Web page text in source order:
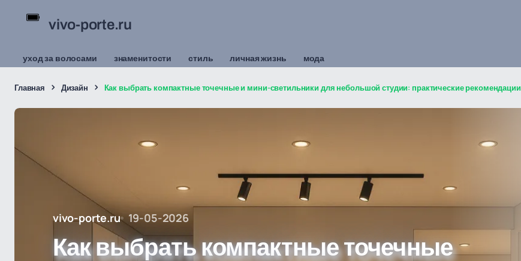
vivo-porte.ru
уход за волосами знаменитости стиль личная жизнь мода
Главная Дизайн Как выбрать компактные точечные и мини-светильники для небольшой студии: практические рекомендации
vivo-porte.ru 19-05-2026
Как выбрать компактные точечные